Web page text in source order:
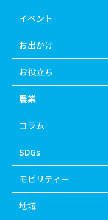
イベント
お出かけ
お役立ち
農業
コラム
SDGs
モビリティー
地域